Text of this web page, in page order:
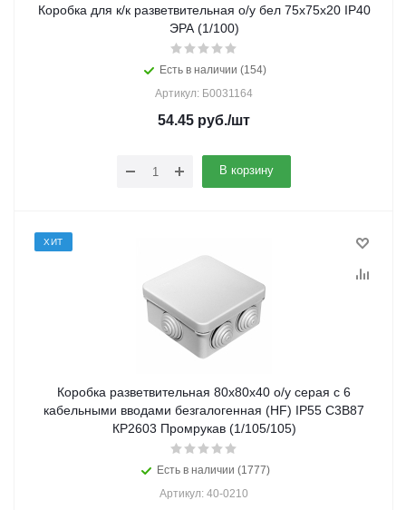
Коробка для к/к разветвительная о/у бел 75х75х20 IP40
ЭРА (1/100)
Есть в наличии (154)
Артикул: Б0031164
54.45 руб./шт
В корзину
ХИТ
Коробка разветвительная 80х80х40 о/у серая с 6
кабельными вводами безгалогенная (HF) IP55 С3В87
КР2603 Промрукав (1/105/105)
Есть в наличии (1777)
Артикул: 40-0210